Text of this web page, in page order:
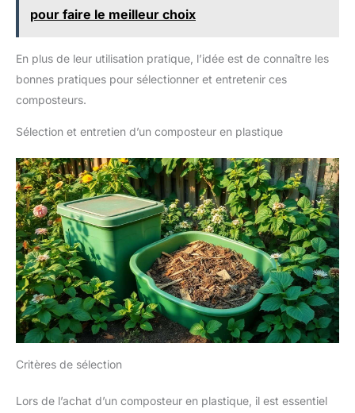
pour faire le meilleur choix
En plus de leur utilisation pratique, l’idée est de connaître les
bonnes pratiques pour sélectionner et entretenir ces
composteurs.
Sélection et entretien d’un composteur en plastique
Critères de sélection
Lors de l’achat d’un composteur en plastique, il est essentiel